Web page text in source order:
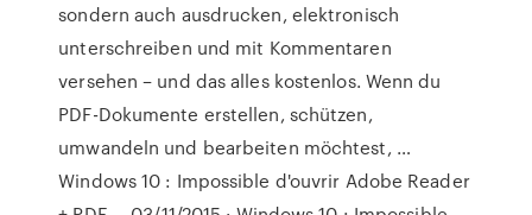
sondern auch ausdrucken, elektronisch
unterschreiben und mit Kommentaren
versehen – und das alles kostenlos. Wenn du
PDF-Dokumente erstellen, schützen,
umwandeln und bearbeiten möchtest, …
Windows 10 : Impossible d'ouvrir Adobe Reader